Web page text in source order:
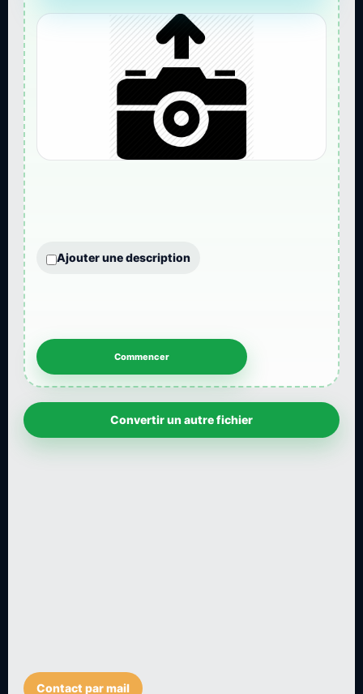
Ajouter une description
Convertir un autre fichier
Contact par mail